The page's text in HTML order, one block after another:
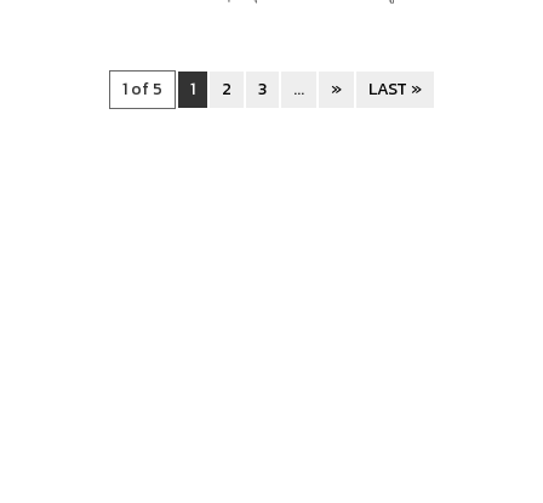
1 of 5 1 2 3 ... » LAST »